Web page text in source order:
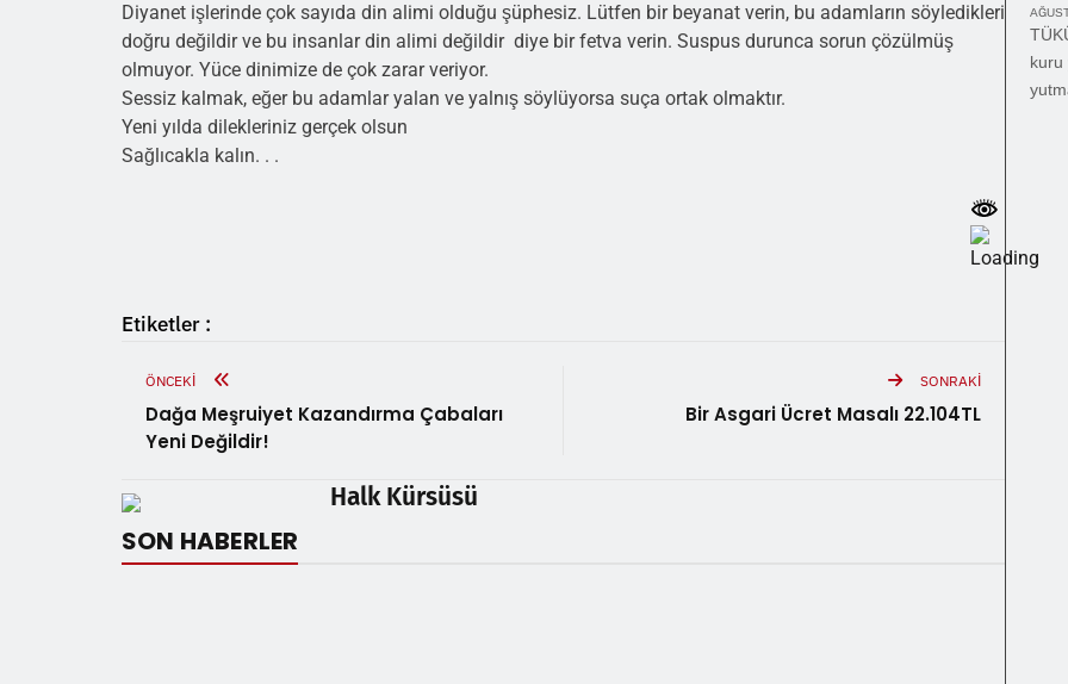
Diyanet işlerinde çok sayıda din alimi olduğu şüphesiz. Lütfen bir beyanat verin, bu adamların söyledikleri
doğru değildir ve bu insanlar din alimi değildir diye bir fetva verin. Suspus durunca sorun çözülmüş
olmuyor. Yüce dinimize de çok zarar veriyor.
Sessiz kalmak, eğer bu adamlar yalan ve yalnış söylüyorsa suça ortak olmaktır.
Yeni yılda dilekleriniz gerçek olsun
Sağlıcakla kalın. . .
Etiketler :
ÖNCEKI
Dağa Meşruiyet Kazandırma Çabaları
Yeni Değildir!
SONRAKI
Bir Asgari Ücret Masalı 22.104TL
Halk Kürsüsü
SON HABERLER
kuru